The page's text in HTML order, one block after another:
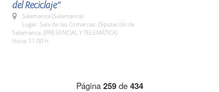
del Reciclaje"
Salamanca (Salamanca)
Lugar: Sala de las Comarcas. Diputación de
Salamanca. (PRESENCIAL Y TELEMÁTICA)
Hora: 11:00 h.
Página 259de 434